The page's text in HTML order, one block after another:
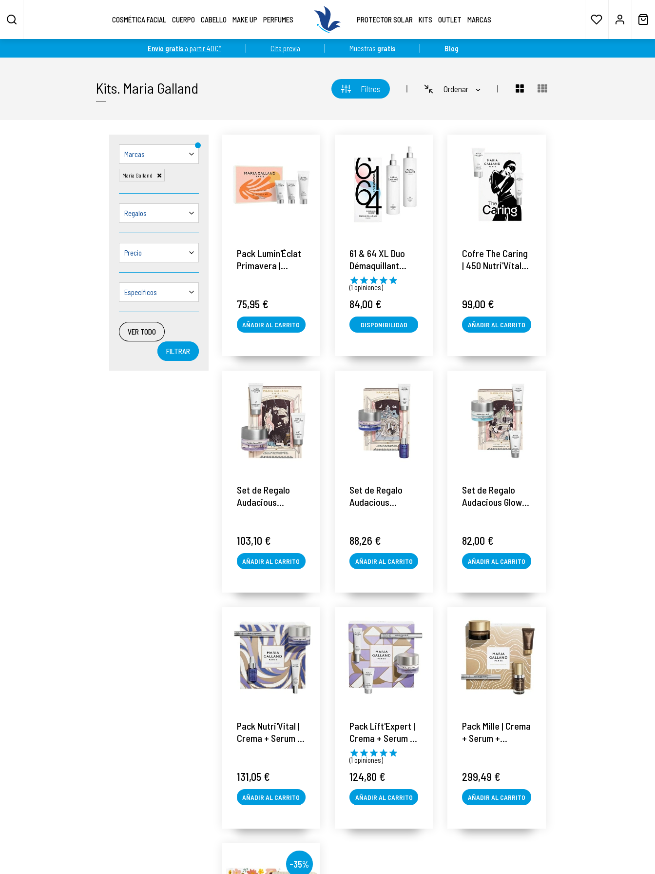
Envío gratis a partir 40€* Cita previa Muestras gratis Blog
COSMÉTICA FACIAL CUERPO CABELLO MAKE UP PERFUMES PROTECTOR SOLAR KITS OUTLET MARCAS
Kits. Maria Galland Filtros Ordenar
Marcas
Maria Galland
Regalos
Precio
Específicos
VER TODO
FILTRAR
Pack Lumin'Éclat
Primavera |
Galland ®
75,95 €
AÑADIR AL CARRITO
61 & 64 XL Duo
Démaquillant
Confort: 61 Lait
Démaquillant
Douceur 400 ml +
64 Lotion
Soyeuse 400 ml -
(1 opiniones)
84,00 €
DISPONIBILIDAD
Cofre The Caring
| 450 Nutri'Vital
251 Hydra'Global
Masque Froid
Défatigant
99,00 €
AÑADIR AL CARRITO
Set de Regalo
Audacious
reafirmante: 661
Rich Firming
Cream 50ml +
Exfoliator 15ml -
103,10 €
AÑADIR AL CARRITO
Set de Regalo
Audacious
460 Cream 50ml
+ 440 Serum-in-
Oil 12ml + 480
88,26 €
AÑADIR AL CARRITO
Set de Regalo
Audacious Glow |
50ml + 540
Enhancing Serum
15ml + 581
20ml - Maria
82,00 €
AÑADIR AL CARRITO
Pack Nutri'Vital |
Crema + Serum +
pestañas - Maria
Galland ®
131,05 €
AÑADIR AL CARRITO
Pack Lift'Expert |
Crema + Serum +
Contorno de ojos
+ Máscara de
pestañas - Maria
Galland ®
(1 opiniones)
124,80 €
AÑADIR AL CARRITO
Pack Mille | Crema
+ Serum +
pestañas - Maria
Galland ®
299,49 €
AÑADIR AL CARRITO
-35%